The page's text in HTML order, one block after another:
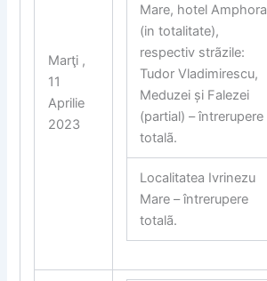
Marţi ,
11
Aprilie
2023
Mare, hotel Amphora
(in totalitate),
respectiv strãzile:
Tudor Vladimirescu,
Meduzei și Falezei
(partial) – întrerupere
totalã.
Localitatea Ivrinezu
Mare – întrerupere
totalã.